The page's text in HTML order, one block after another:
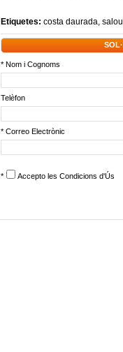
Etiquetes: costa daurada, salou
* Nom i Cognoms
Telèfon
* Correo Electrònic
* Accepto les Condicions d'Ús